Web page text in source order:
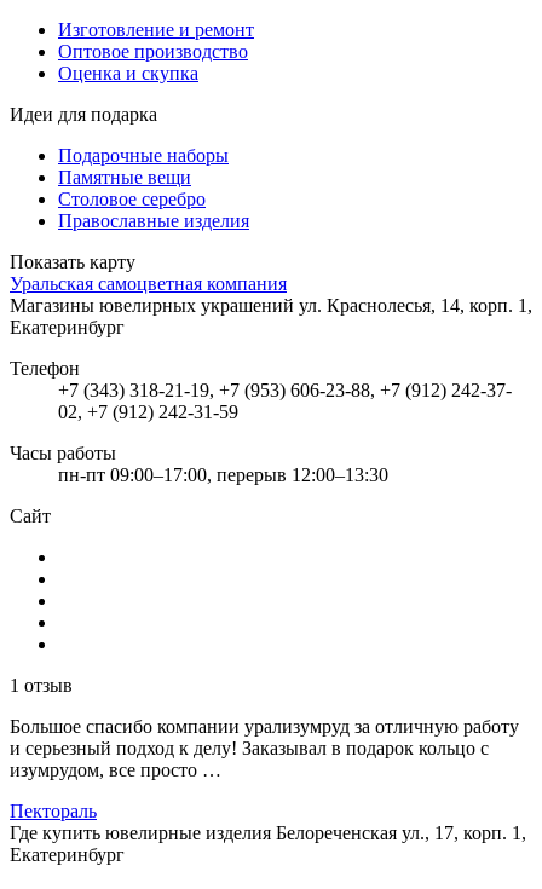
Изготовление и ремонт
Оптовое производство
Оценка и скупка
Идеи для подарка
Подарочные наборы
Памятные вещи
Столовое серебро
Православные изделия
Показать карту
Уральская самоцветная компания
Магазины ювелирных украшений ул. Краснолесья, 14, корп. 1,
Екатеринбург
Телефон
+7 (343) 318-21-19, +7 (953) 606-23-88, +7 (912) 242-37-
02, +7 (912) 242-31-59
Часы работы
пн-пт 09:00–17:00, перерыв 12:00–13:30
Сайт
1 отзыв
Большое спасибо компании урализумруд за отличную работу
и серьезный подход к делу! Заказывал в подарок кольцо с
изумрудом, все просто …
Пектораль
Где купить ювелирные изделия Белореченская ул., 17, корп. 1,
Екатеринбург